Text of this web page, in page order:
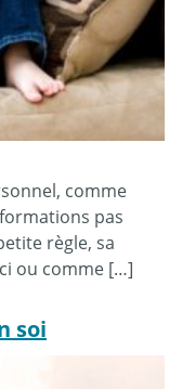
comme
pas
règle, sa
ou comme […]
soi